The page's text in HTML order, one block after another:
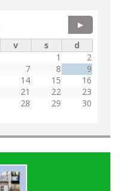
▶
v s
d
1
2
7 8
9
14 15
16
21 22
23
28 29
30